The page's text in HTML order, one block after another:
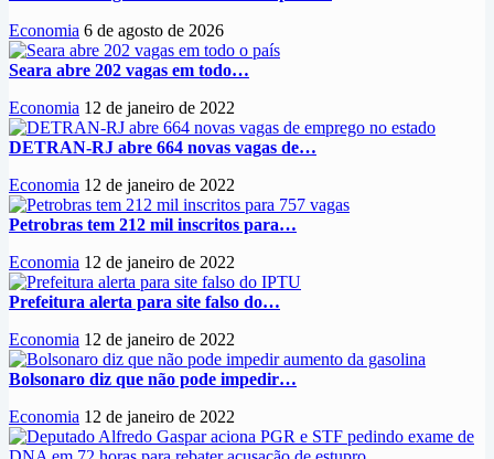
Economia 6 de agosto de 2026
Seara abre 202 vagas em todo…
Economia 12 de janeiro de 2022
DETRAN-RJ abre 664 novas vagas de…
Economia 12 de janeiro de 2022
Petrobras tem 212 mil inscritos para…
Economia 12 de janeiro de 2022
Prefeitura alerta para site falso do…
Economia 12 de janeiro de 2022
Bolsonaro diz que não pode impedir…
Economia 12 de janeiro de 2022